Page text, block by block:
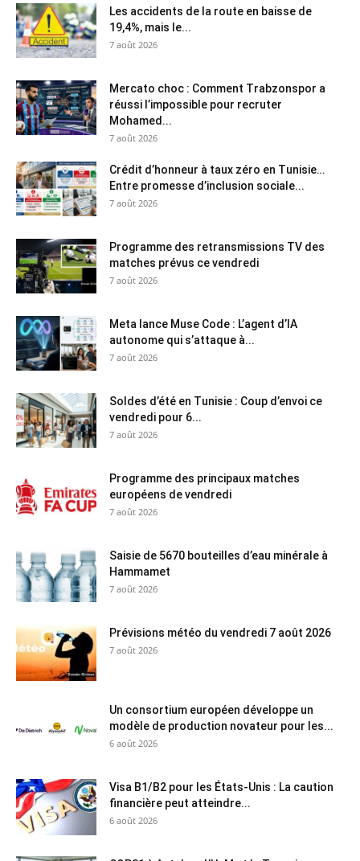
Les accidents de la route en baisse de
19,4%, mais le...
7 août 2026
Mercato choc : Comment Trabzonspor a
réussi l’impossible pour recruter
Mohamed...
7 août 2026
Crédit d’honneur à taux zéro en Tunisie…
Entre promesse d’inclusion sociale...
7 août 2026
Programme des retransmissions TV des
matches prévus ce vendredi
7 août 2026
Meta lance Muse Code : L’agent d’IA
autonome qui s’attaque à...
7 août 2026
Soldes d’été en Tunisie : Coup d’envoi ce
vendredi pour 6...
7 août 2026
Programme des principaux matches
européens de vendredi
7 août 2026
Saisie de 5670 bouteilles d’eau minérale à
Hammamet
7 août 2026
Prévisions météo du vendredi 7 août 2026
7 août 2026
Un consortium européen développe un
modèle de production novateur pour les...
6 août 2026
Visa B1/B2 pour les États-Unis : La caution
financière peut atteindre...
6 août 2026